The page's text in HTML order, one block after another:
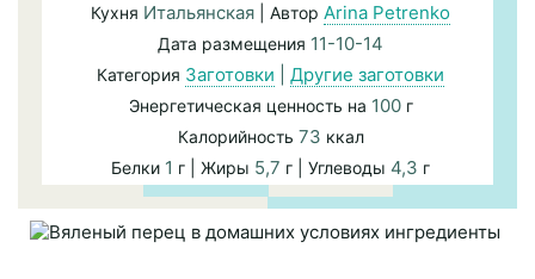
Кухня Итальянская | Автор Arina Petrenko
Дата размещения 11-10-14
Категория Заготовки Другие заготовки
Энергетическая ценность на 100г
Калорийность 73 ккал
Белки 1 г | Жиры 5,7 г | Углеводы 4,3 г